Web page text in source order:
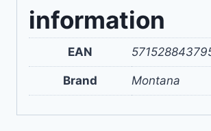
information
EAN
Brand Montana